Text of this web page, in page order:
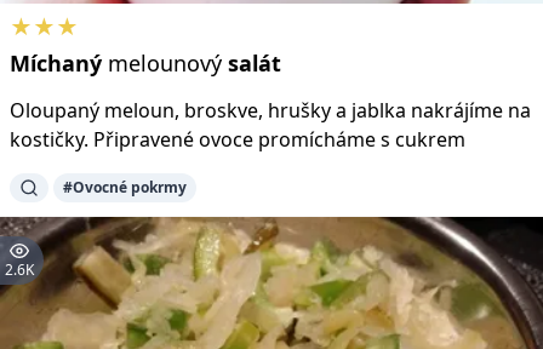
★★★
Míchaný melounový salát
Oloupaný meloun, broskve, hrušky a jablka nakrájíme na
kostičky. Připravené ovoce promícháme s cukrem
#Ovocné pokrmy
2.6K